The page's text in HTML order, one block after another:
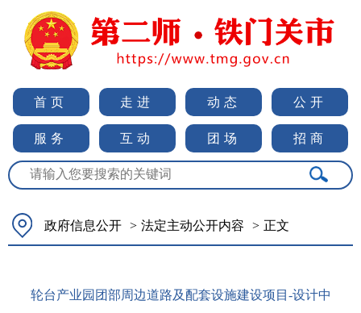
首页 走进 动态 公开
服务 互动 团场 招商
政府信息公开 > 法定主动公开内容 > 正文
轮台产业园团部周边道路及配套设施建设项目-设计中